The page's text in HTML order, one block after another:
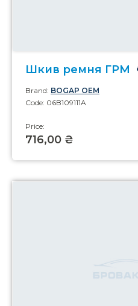
Шкив ремня ГРМ
Brand: BOGAP OEM
Code: 06B109111A
Price:
716,00 ₴